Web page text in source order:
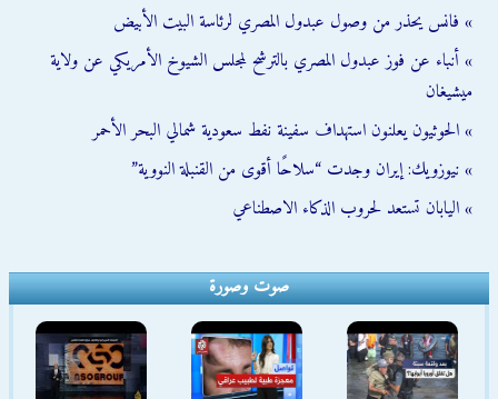
» فانس يحذر من وصول عبدول المصري لرئاسة البيت الأبيض
» أنباء عن فوز عبدول المصري بالترشح لمجلس الشيوخ الأمريكي عن ولاية
ميشيغان
» الحوثيون يعلنون استهداف سفينة نفط سعودية شمالي البحر الأحمر
» نيوزويك: إيران وجدت “سلاحًا أقوى من القنبلة النووية”
» اليابان تستعد لحروب الذكاء الاصطناعي
صوت وصورة